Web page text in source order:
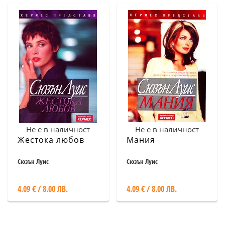
Не е в наличност
Жестока любов
Сюзън Луис
4.09 € / 8.00 ЛВ.
Не е в наличност
Мания
Сюзън Луис
4.09 € / 8.00 ЛВ.